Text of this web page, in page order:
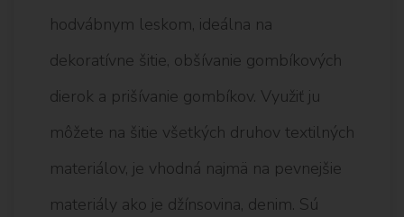
hodvábnym leskom, ideálna na
dekoratívne šitie, obšívanie gombíkových
dierok a prišívanie gombíkov. Využiť ju
môžete na šitie všetkých druhov textilných
materiálov, je vhodná najmä na pevnejšie
materiály ako je džínsovina, denim. Sú